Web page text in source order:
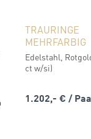
TRAURINGE
MEHRFARBIG
Edelstahl,
ct w/si)
1.202,- € /